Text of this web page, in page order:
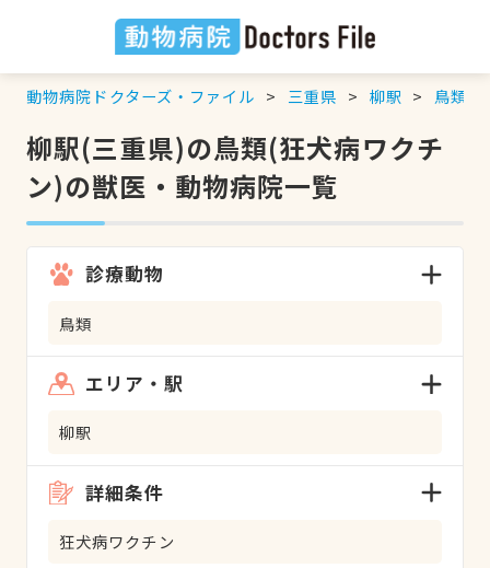
動物病院ドクターズ・ファイル 三重県 柳駅 鳥類
柳駅(三重県)の鳥類(狂犬病ワクチ
ン)の獣医・動物病院一覧
診療動物
鳥類
エリア・駅
柳駅
詳細条件
狂犬病ワクチン